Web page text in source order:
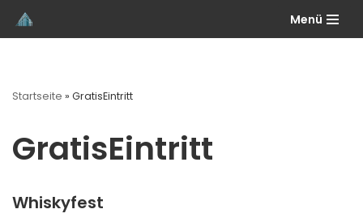
Zum
Menü
Startseite » GratisEintritt
GratisEintritt
Whiskyfest